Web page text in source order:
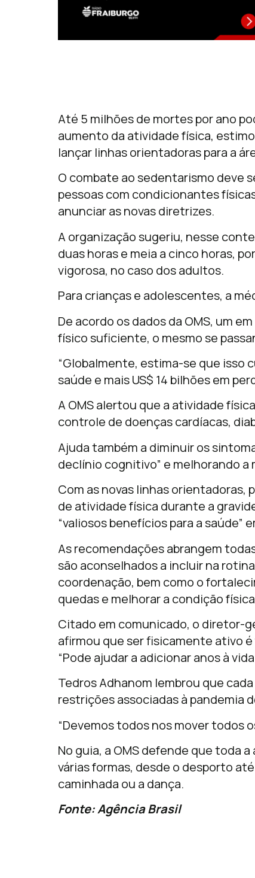
Até 5 milhões de mortes por ano
aumento da atividade física,
lançar linhas orientadoras para a
O combate ao sedentarismo deve
pessoas com condicionantes
anunciar as novas diretrizes.
A organização sugeriu, nesse
duas horas e meia a cinco horas,
vigorosa, no caso dos adultos.
Para crianças e adolescentes, a
De acordo os dados da OMS, um
físico suficiente, o mesmo se
“Globalmente, estima-se que isso
saúde e mais US$ 14 bilhões em
A OMS alertou que a atividade
controle de doenças cardíacas,
Ajuda também a diminuir os
declínio cognitivo” e melhorando a
Com as novas linhas
de atividade física durante a
“valiosos benefícios para a saúde”
As recomendações abrangem
são aconselhados a incluir na
coordenação, bem como o
quedas e melhorar a condição
Citado em comunicado, o diretor-
afirmou que ser fisicamente ativo
“Pode ajudar a adicionar anos à
Tedros Adhanom lembrou que
restrições associadas à pandemia
“Devemos todos nos mover todos
No guia, a OMS defende que toda
várias formas, desde o desporto
caminhada ou a dança.
Fonte: Agência Brasil